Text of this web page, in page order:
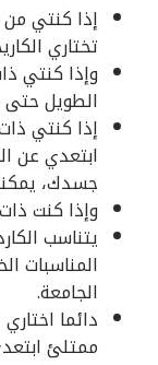
إذا كنتي
تختاري
وإذا كنتي
الطويل
إذا كنتي
ابتعدي عن
جسدك،
وإذا كنت
يتناسب
المناسبات
الجامعة.
دائما
ممتلئ